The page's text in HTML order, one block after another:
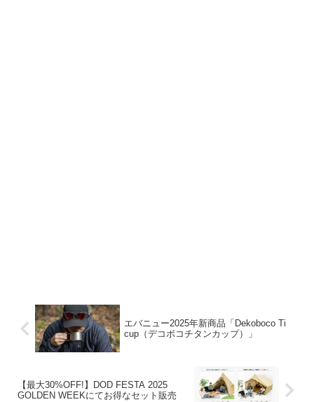
エバニュー2025年新商品「Dekoboco Ti
cup（デコボコチタンカップ）」
【最大30%OFF!】DOD FESTA 2025
GOLDEN WEEKにてお得なセット販売